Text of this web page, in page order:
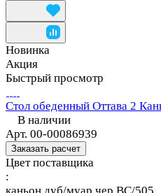
Новинка
Акция
Быстрый просмотр
Стол обеденный Оттава 2
В наличии
Арт. 00-00086939
Заказать расчет
Цвет поставщика
: